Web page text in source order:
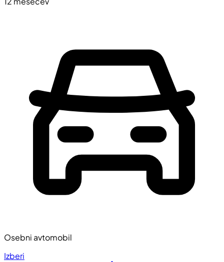
Osebni avtomobil
Izberi